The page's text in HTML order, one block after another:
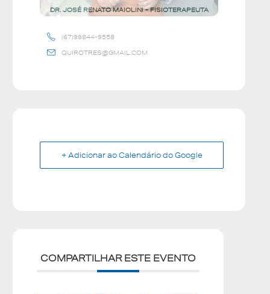
DR. JOSÉ RENATO MAIOLINI - FISIOTERAPEUTA
(67)99844-9558
QUIROTRES@GMAIL.COM
+ Adicionar ao Calendário do Google
COMPARTILHAR ESTE EVENTO